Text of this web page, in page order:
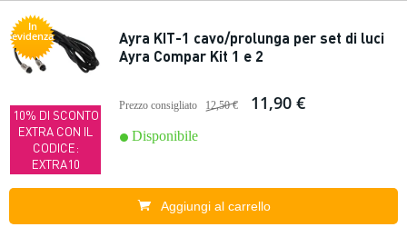
In
evidenza
10% DI SCONTO
EXTRA CON IL
CODICE:
EXTRA10
Ayra KIT-1 cavo/prolunga per set di luci
Ayra Compar Kit 1 e 2
Prezzo consigliato 12,50 € 11,90 €
Disponibile
Aggiungi al carrello